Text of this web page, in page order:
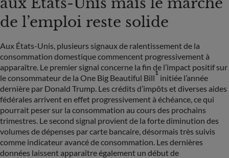
de l’emploi reste solide
Aux États-Unis, plusieurs signaux de ralentissement de la
consommation domestique commencent progressivement à
apparaître. Le premier signal concerne la fin de l’impact positif sur
le consommateur de la One Big Beautiful Bill
1
initiée l’année
dernière par Donald Trump. Les crédits d’impôts et diverses aides
fédérales arrivent en effet progressivement à échéance, ce qui
pourrait peser sur la consommation au cours des prochains
trimestres. Le second signal provient de la forte diminution des
volumes de dépenses par carte bancaire, désormais très suivis
comme indicateur avancé de consommation. Les dernières
données laissent apparaître également un début de